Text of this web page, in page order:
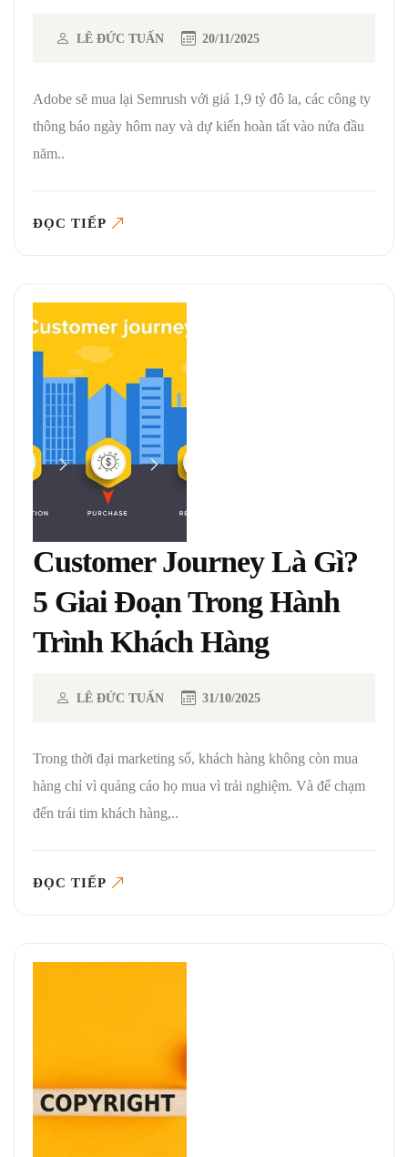
LÊ ĐỨC TUẤN 20/11/2025
Adobe sẽ mua lại Semrush với giá 1,9 tỷ đô la, các công ty
thông báo ngày hôm nay và dự kiến ​​hoàn tất vào nửa đầu
năm..
ĐỌC TIẾP
Customer Journey Là Gì?
5 Giai Đoạn Trong Hành
Trình Khách Hàng
LÊ ĐỨC TUẤN 31/10/2025
Trong thời đại marketing số, khách hàng không còn mua
hàng chỉ vì quảng cáo họ mua vì trải nghiệm. Và để chạm
đến trái tim khách hàng,..
ĐỌC TIẾP